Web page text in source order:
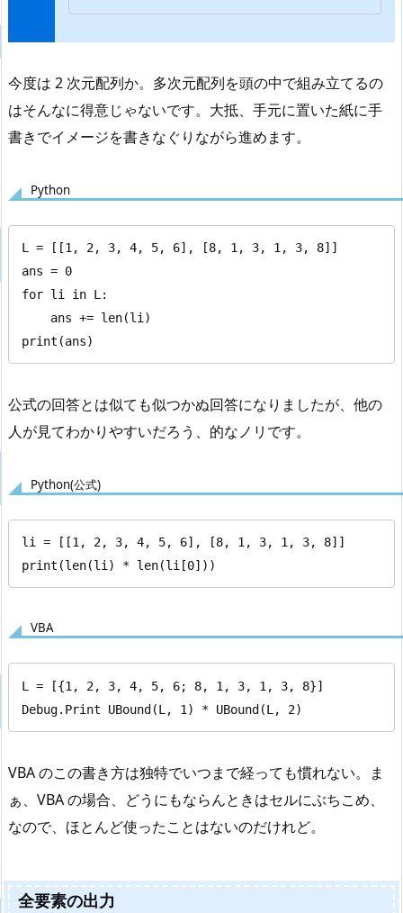
今度は 2 次元配列か。多次元配列を頭の中で組み立てるの
はそんなに得意じゃないです。大抵、手元に置いた紙に手
書きでイメージを書きなぐりながら進めます。
Python
L = [[1, 2, 3, 4, 5, 6], [8, 1, 3, 1, 3, 8]]
ans = 0
for li in L:
print(ans)
公式の回答とは似ても似つかぬ回答になりましたが、他の
人が見てわかりやすいだろう、的なノリです。
Python(公式)
li = [[1, 2, 3, 4, 5, 6], [8, 1, 3, 1, 3, 8]]
print(len(li) * len(li[0]))
VBA
L = [{1, 2, 3, 4, 5, 6; 8, 1, 3, 1, 3, 8}]
Debug.Print UBound(L, 1) * UBound(L, 2)
VBA のこの書き方は独特でいつまで経っても慣れない。ま
ぁ、VBA の場合、どうにもならんときはセルにぶちこめ、
なので、ほとんど使ったことはないのだけれど。
全要素の出力